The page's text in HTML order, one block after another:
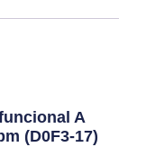
A
(D0F3-17)